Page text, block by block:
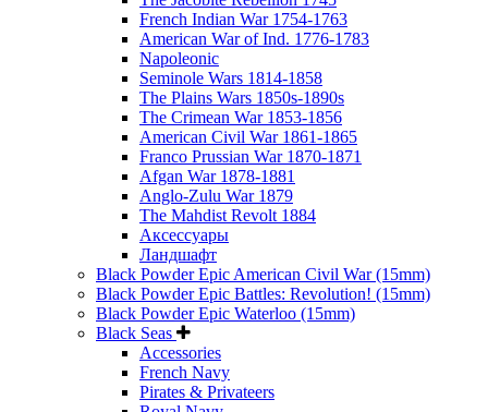
French Indian War 1754-1763
American War of Ind. 1776-1783
Napoleonic
Seminole Wars 1814-1858
The Plains Wars 1850s-1890s
The Crimean War 1853-1856
American Civil War 1861-1865
Franco Prussian War 1870-1871
Afgan War 1878-1881
Anglo-Zulu War 1879
The Mahdist Revolt 1884
Аксессуары
Ландшафт
Black Powder Epic American Civil War (15mm)
Black Powder Epic Battles: Revolution! (15mm)
Black Powder Epic Waterloo (15mm)
Black Seas
Accessories
French Navy
Pirates & Privateers